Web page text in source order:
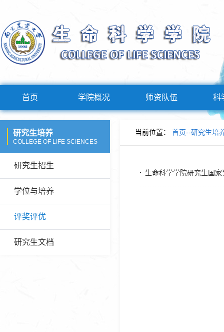
首页 学院概况 师资队伍 科
研究生培养
COLLEGE OF LIFE SCIENCES
研究生招生
学位与培养
评奖评优
研究生文档
当前位置： 首页--研究生培
生命科学学院研究生国